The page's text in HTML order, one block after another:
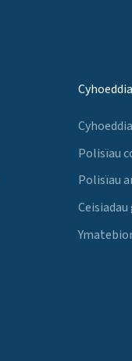
Polisïau
Polisïau